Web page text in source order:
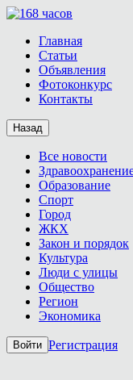
Главная
Статьи
Объявления
Фотоконкурс
Контакты
Назад
Все новости
Образование
Спорт
Город
ЖКХ
Закон и порядок
Культура
Люди с улицы
Общество
Регион
Экономика
Войти Регистрация